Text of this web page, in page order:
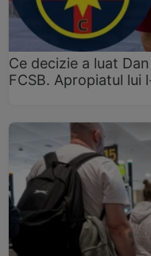
Ce decizie a luat
FCSB. Apropiatul lui